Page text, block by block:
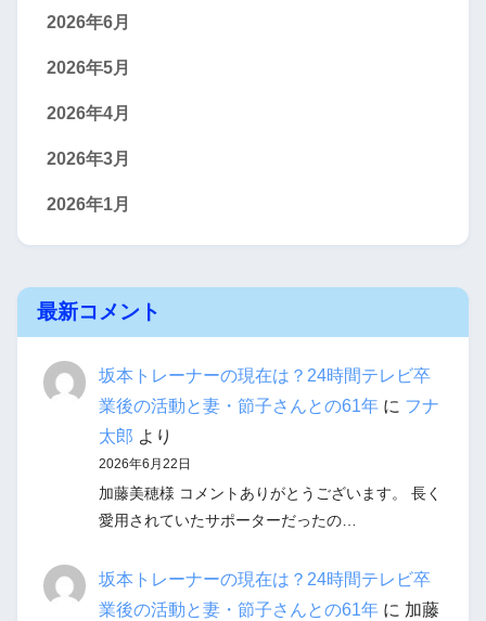
2026年6月
2026年5月
2026年4月
2026年3月
2026年1月
最新コメント
坂本トレーナーの現在は？24時間テレビ卒
業後の活動と妻・節子さんとの61年に フナ
太郎 より
2026年6月22日
加藤美穂様 コメントありがとうございます。 長く
愛用されていたサポーターだったの…
坂本トレーナーの現在は？24時間テレビ卒
業後の活動と妻・節子さんとの61年に 加藤